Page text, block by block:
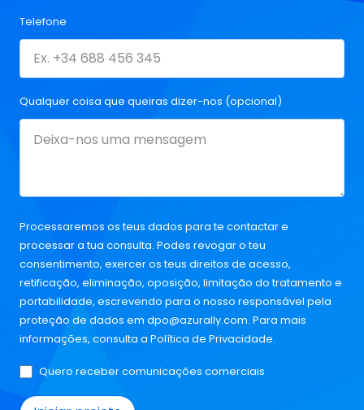
Telefone
Qualquer coisa que queiras dizer-nos (opcional)
Processaremos os teus dados para te contactar e
processar a tua consulta. Podes revogar o teu
consentimento, exercer os teus direitos de acesso,
retificação, eliminação, oposição, limitação do tratamento e
portabilidade, escrevendo para o nosso responsável pela
proteção de dados em dpo@azurally.com. Para mais
informações, consulta a Política de Privacidade.
Quero receber comunicações comerciais